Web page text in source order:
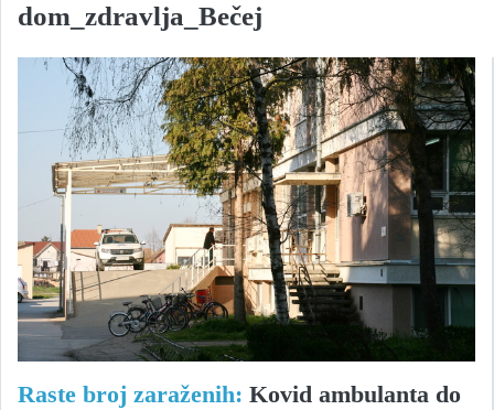
dom_zdravlja_Bečej
Raste broj zaraženih: Ko­vid ambulanta do